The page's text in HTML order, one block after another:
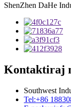
ShenZhen DaHe
Kontaktiraj
Southwest
Tel:+86